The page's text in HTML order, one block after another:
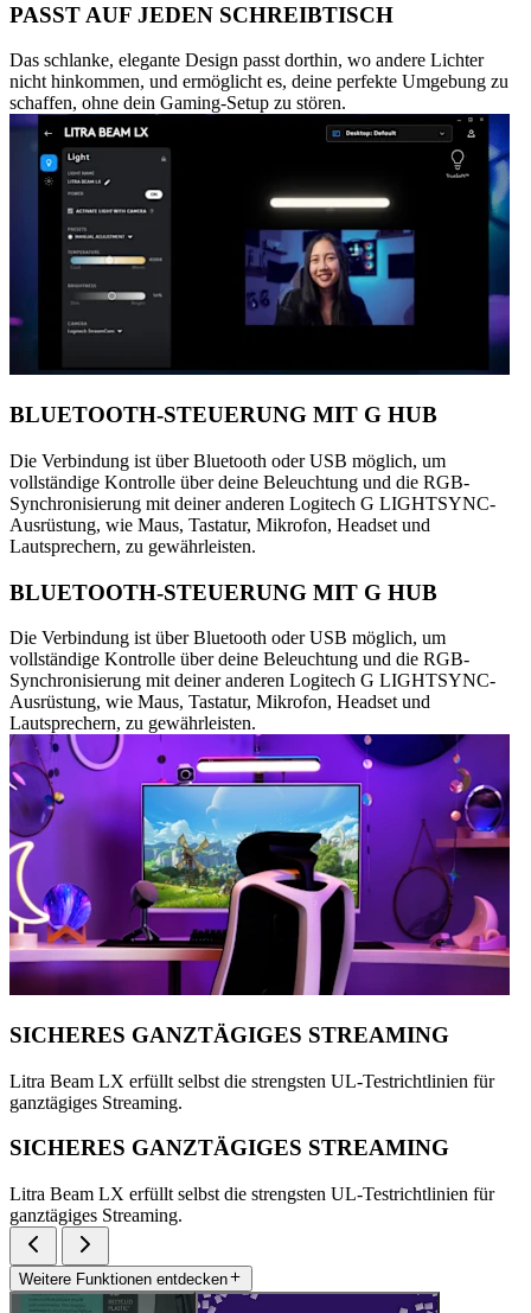
PASST AUF JEDEN SCHREIBTISCH
Das schlanke, elegante Design passt dorthin, wo andere Lichter
nicht hinkommen, und ermöglicht es, deine perfekte Umgebung zu
schaffen, ohne dein Gaming-Setup zu stören.
BLUETOOTH-STEUERUNG MIT G HUB
Die Verbindung ist über Bluetooth oder USB möglich, um
vollständige Kontrolle über deine Beleuchtung und die RGB-
Synchronisierung mit deiner anderen Logitech G LIGHTSYNC-
Ausrüstung, wie Maus, Tastatur, Mikrofon, Headset und
Lautsprechern, zu gewährleisten.
BLUETOOTH-STEUERUNG MIT G HUB
Die Verbindung ist über Bluetooth oder USB möglich, um
vollständige Kontrolle über deine Beleuchtung und die RGB-
Synchronisierung mit deiner anderen Logitech G LIGHTSYNC-
Ausrüstung, wie Maus, Tastatur, Mikrofon, Headset und
Lautsprechern, zu gewährleisten.
SICHERES GANZTÄGIGES STREAMING
Litra Beam LX erfüllt selbst die strengsten UL-Testrichtlinien für
ganztägiges Streaming.
SICHERES GANZTÄGIGES STREAMING
Litra Beam LX erfüllt selbst die strengsten UL-Testrichtlinien für
ganztägiges Streaming.
Weitere Funktionen entdecken